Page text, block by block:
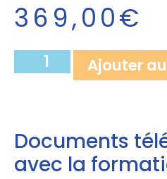
369,00€
Ajouter
Documents
avec la